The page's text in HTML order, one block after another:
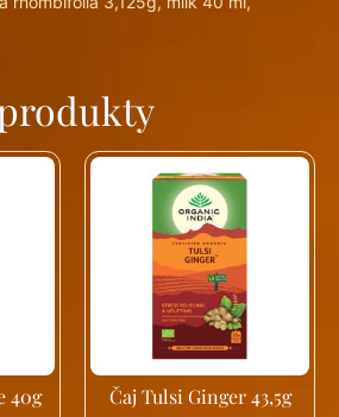
40g Čaj Tulsi Ginger 43,5g